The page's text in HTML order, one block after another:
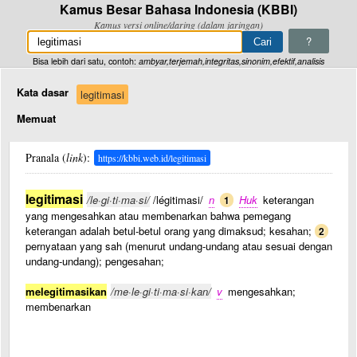
Kamus Besar Bahasa Indonesia (KBBI)
Kamus versi online/daring (dalam jaringan)
?
Bisa lebih dari satu, contoh: ambyar,terjemah,integritas,sinonim,efektif,analisis
Kata dasar
legitimasi
Memuat
Pranala (link): https://kbbi.web.id/legitimasi
legitimasi /le·gi·ti·ma·si//légitimasi/ n 1 Huk keterangan
yang mengesahkan atau membenarkan bahwa pemegang
keterangan adalah betul-betul orang yang dimaksud; kesahan; 2
pernyataan yang sah (menurut undang-undang atau sesuai dengan
undang-undang); pengesahan;
melegitimasikan /me·le·gi·ti·ma·si·kan/ v mengesahkan;
membenarkan